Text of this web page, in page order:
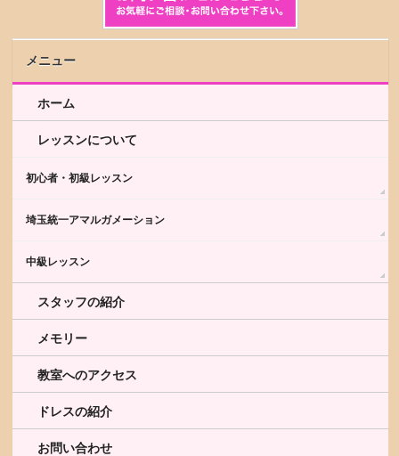
メニュー
ホーム
レッスンについて
初心者・初級レッスン
埼玉統一アマルガメーション
中級レッスン
スタッフの紹介
メモリー
教室へのアクセス
ドレスの紹介
お問い合わせ